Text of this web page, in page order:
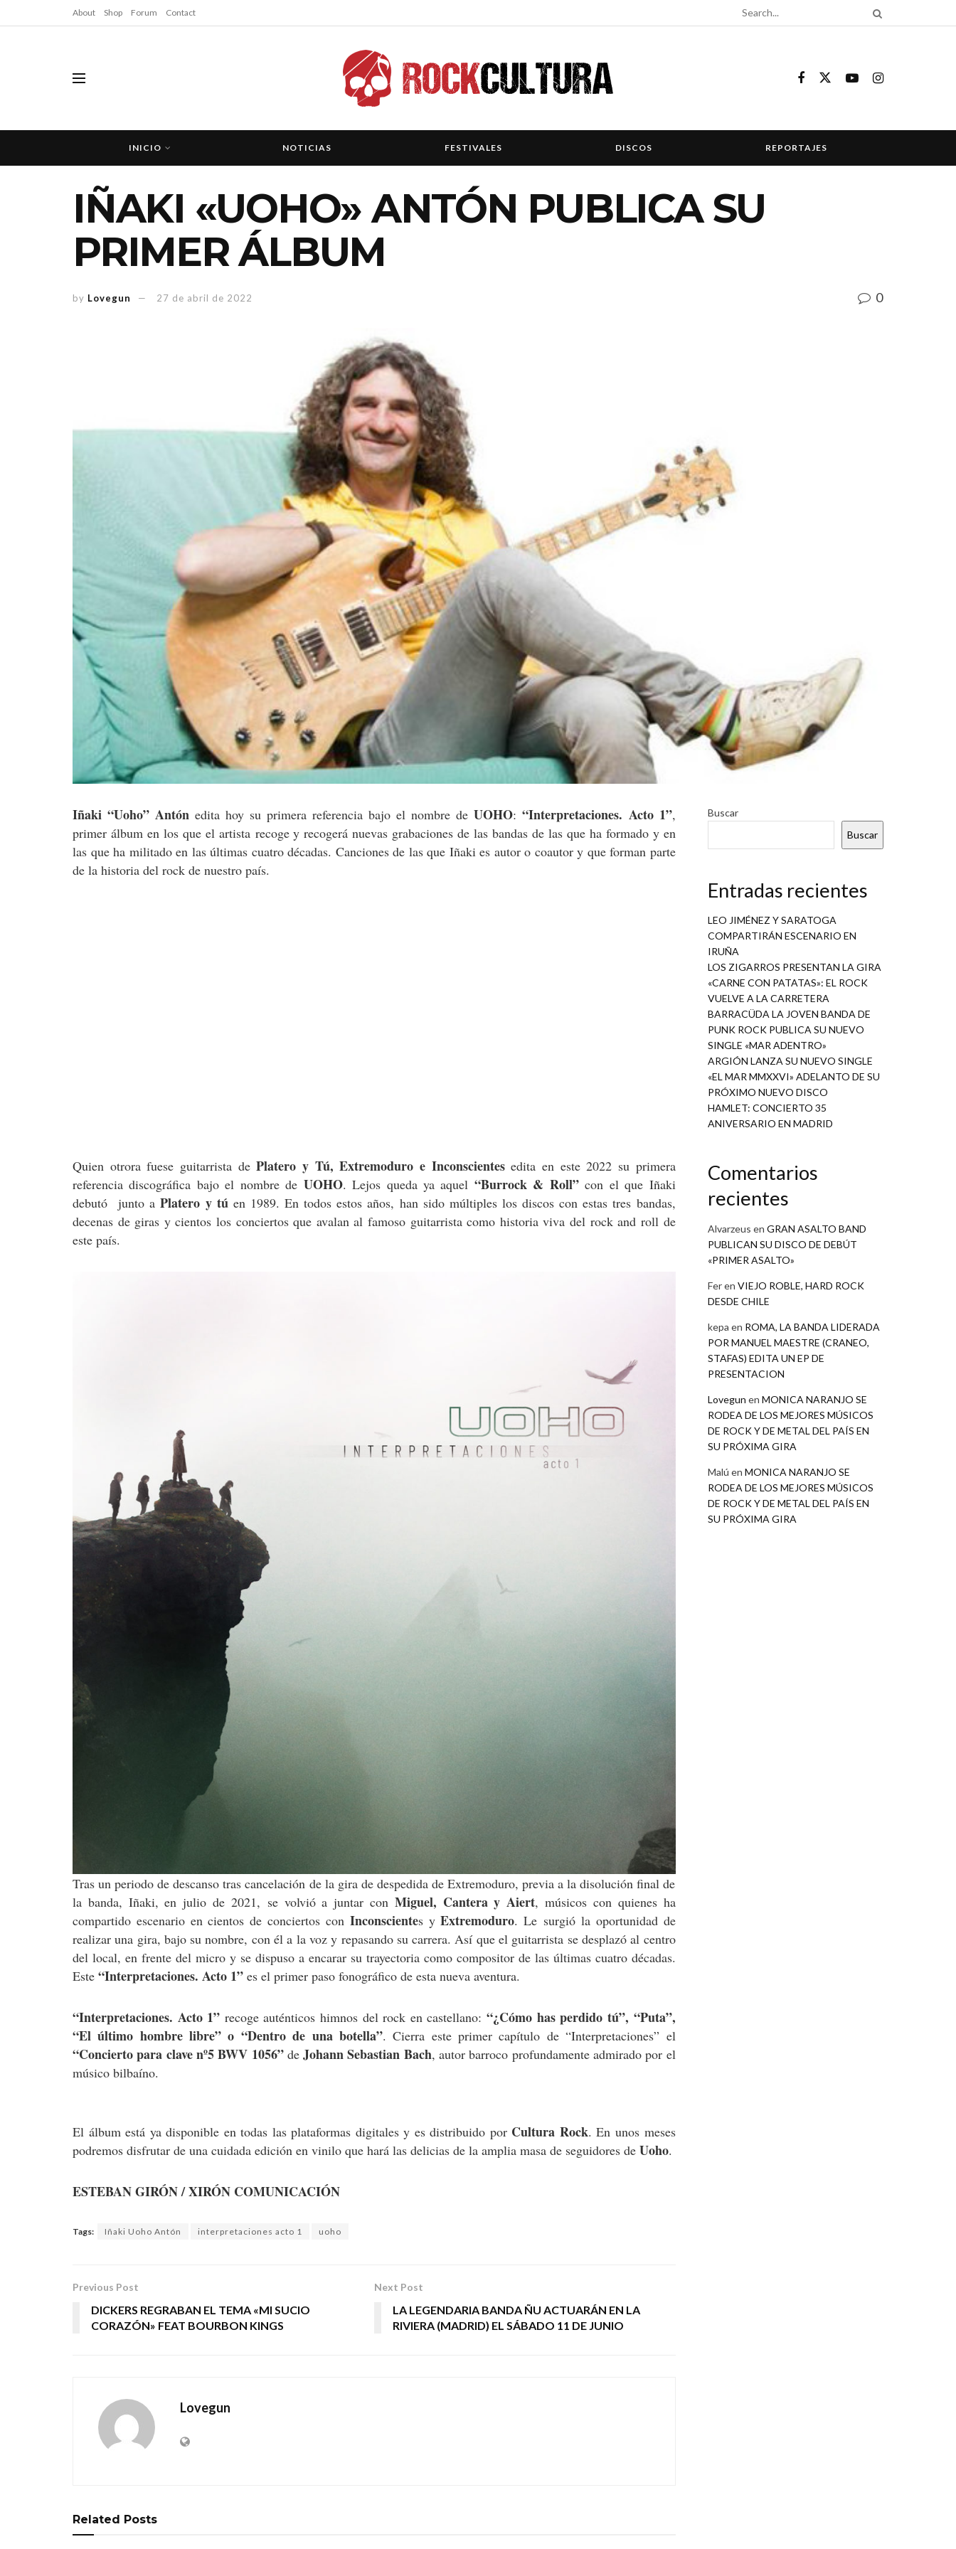
About Shop Forum Contact
INICIO NOTICIAS FESTIVALES DISCOS REPORTAJES
IÑAKI «UOHO» ANTÓN PUBLICA SU
PRIMER ÁLBUM
by Lovegun 27 de abril de 2022 0
Iñaki “Uoho” Antón edita hoy su primera referencia bajo el nombre deUOHO:“Interpretaciones. Acto 1”,
primer álbum en los que el artista recoge y recogerá nuevas grabaciones de las bandas de las que ha formado y en
las que ha militado en las últimas cuatro décadas. Canciones de las que Iñaki es autor o coautor y que forman parte
de la historia del rock de nuestro país.
Quien otrora fuese guitarrista dePlatero y Tú, Extremoduro e Inconscientesedita en este 2022 su primera
referencia discográfica bajo el nombre de UOHO. Lejos queda ya aquel “Burrock & Roll”con el que Iñaki
debutó junto aPlatero y túen 1989. En todos estos años, han sido múltiples los discos con estas tres bandas,
decenas de giras y cientos los conciertos que avalan al famoso guitarrista como historia viva del rock and roll de
este país.
Tras un periodo de descanso tras cancelación de la gira de despedida de Extremoduro, previa a la disolución final de
la banda, Iñaki, en julio de 2021, se volvió a juntar con Miguel, Cantera y Aiert, músicos con quienes ha
compartido escenario en cientos de conciertos con Inconscientes yExtremoduro. Le surgió la oportunidad de
realizar una gira, bajo su nombre, con él a la voz y repasando su carrera. Así que el guitarrista se desplazó al centro
del local, en frente del micro y se dispuso a encarar su trayectoria como compositor de las últimas cuatro décadas.
Este “Interpretaciones. Acto 1” es el primer paso fonográfico de esta nueva aventura.
“Interpretaciones. Acto 1” recoge auténticos himnos del rock en castellano:“¿Cómo has perdido tú”, “Puta”,
“El último hombre libre” o “Dentro de una botella”. Cierra este primer capítulo de “Interpretaciones” el
“Concierto para clave nº5 BWV 1056”deJohann Sebastian Bach, autor barroco profundamente admirado por el
músico bilbaíno.
El álbum está ya disponible en todas las plataformas digitales y es distribuido por Cultura Rock. En unos meses
podremos disfrutar de una cuidada edición en vinilo que hará las delicias de la amplia masa de seguidores de Uoho.
ESTEBAN GIRÓN / XIRÓN COMUNICACIÓN
Tags: Iñaki Uoho Antón interpretaciones acto 1 uoho
Previous Post
DICKERS REGRABAN EL TEMA «MI SUCIO
CORAZÓN» FEAT BOURBON KINGS
Next Post
LA LEGENDARIA BANDA ÑU ACTUARÁN EN LA
RIVIERA (MADRID) EL SÁBADO 11 DE JUNIO
Lovegun
Related Posts
Buscar
Buscar
Entradas recientes
LEO JIMÉNEZ Y SARATOGA
COMPARTIRÁN ESCENARIO EN
IRUÑA
LOS ZIGARROS PRESENTAN LA GIRA
«CARNE CON PATATAS»: EL ROCK
VUELVE A LA CARRETERA
BARRACÜDA LA JOVEN BANDA DE
PUNK ROCK PUBLICA SU NUEVO
SINGLE «MAR ADENTRO»
ARGIÓN LANZA SU NUEVO SINGLE
«EL MAR MMXXVI» ADELANTO DE SU
PRÓXIMO NUEVO DISCO
HAMLET: CONCIERTO 35
ANIVERSARIO EN MADRID
Comentarios
recientes
Alvarzeus en GRAN ASALTO BAND
PUBLICAN SU DISCO DE DEBÚT
«PRIMER ASALTO»
Feren VIEJO ROBLE, HARD ROCK
DESDE CHILE
kepa en ROMA, LA BANDA LIDERADA
POR MANUEL MAESTRE (CRANEO,
STAFAS) EDITA UN EP DE
PRESENTACION
Lovegun en MONICA NARANJO SE
RODEA DE LOS MEJORES MÚSICOS
DE ROCK Y DE METAL DEL PAÍS EN
SU PRÓXIMA GIRA
Malú en MONICA NARANJO SE
RODEA DE LOS MEJORES MÚSICOS
DE ROCK Y DE METAL DEL PAÍS EN
SU PRÓXIMA GIRA